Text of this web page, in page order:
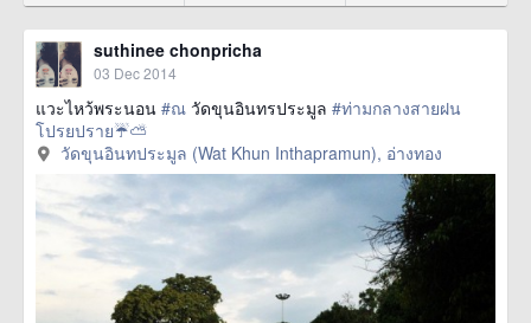
suthinee chonpricha
03 Dec 2014
แวะไหว้พระนอน #ณ วัดขุนอินทรประมูล #ท่ามกลางสายฝน
โปรยปราย☔️⛅️
วัดขุนอินทประมูล (Wat Khun Inthapramun), อ่างทอง